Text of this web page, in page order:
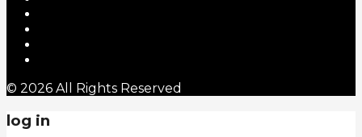
© 2026 All Rights Reserved
log in